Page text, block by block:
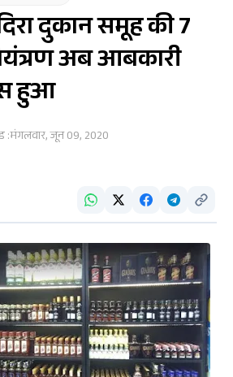
दुकान समूह की 7
अब आबकारी
हुआ
:मंगलवार, जून 09, 2020